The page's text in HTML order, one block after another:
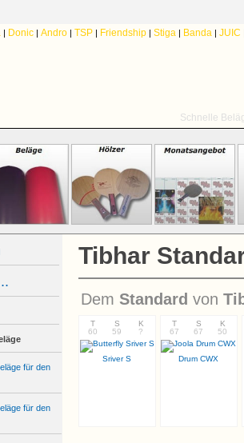
| Donic| Andro| TSP| Friendship| Stiga | Banda | JUIC
Schnelle
Tibhar
Dem Standard von
T S
K
60
59 ?
Sriver S
T S
K
67
67 50
Drum CWX
für den
für den